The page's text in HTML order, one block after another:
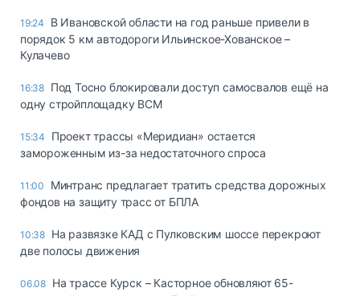
19:24
В Ивановской области на год раньше привели в
порядок 5 км автодороги Ильинское-Хованское –
Кулачево
16:38 Под Тосно блокировали доступ самосвалов ещё на
одну стройплощадку ВСМ
15:34
Проект трассы «Меридиан» остается
замороженным из-за недостаточного спроса
11:00
Минтранс предлагает тратить средства дорожных
фондов на защиту трасс от БПЛА
10:38 На развязке КАД с Пулковским шоссе перекроют
две полосы движения
06.08 На трассе Курск – Касторное обновляют 65-